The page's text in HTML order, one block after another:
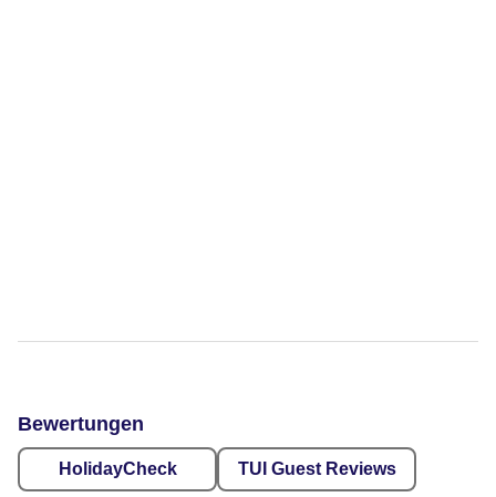
Bewertungen
HolidayCheck TUI Guest Reviews